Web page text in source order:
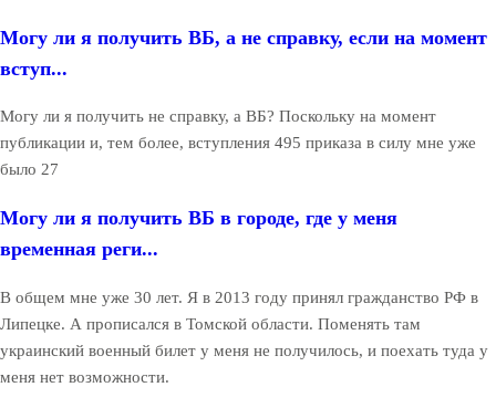
Могу ли я получить ВБ, а не справку, если на момент
вступ...
Могу ли я получить не справку, а ВБ? Поскольку на момент
публикации и, тем более, вступления 495 приказа в силу мне уже
было 27
Могу ли я получить ВБ в городе, где у меня
временная реги...
В общем мне уже 30 лет. Я в 2013 году принял гражданство РФ в
Липецке. А прописался в Томской области. Поменять там
украинский военный билет у меня не получилось, и поехать туда у
меня нет возможности.